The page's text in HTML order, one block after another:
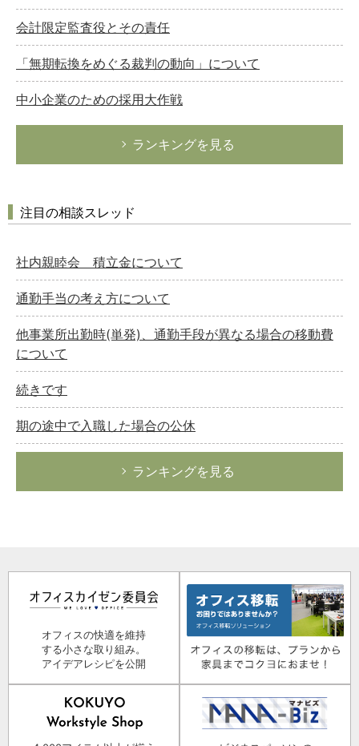
会計限定監査役とその責任
「無期転換をめぐる裁判の動向」について
中小企業のための採用大作戦
ランキングを見る
注目の相談スレッド
社内親睦会 積立金について
通勤手当の考え方について
他事業所出勤時(単発)、通勤手段が異なる場合の移動費
について
続きです
期の途中で入職した場合の公休
ランキングを見る
オフィスの快適を維持
する小さな取り組み。
アイデアレシピを公開